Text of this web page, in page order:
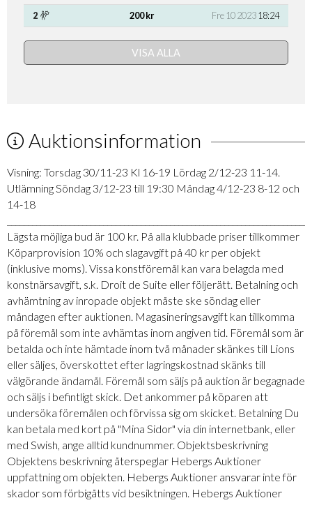
2
200 kr Fre 10 202318:24
VISA ALLA
Auktionsinformation
Visning: Torsdag 30/11-23 Kl 16-19 Lördag 2/12-23 11-14.
Utlämning Söndag 3/12-23 till 19:30 Måndag 4/12-23 8-12 och
14-18
Lägsta möjliga bud är 100 kr. På alla klubbade priser tillkommer
Köparprovision 10% och slagavgift på 40 kr per objekt
(inklusive moms). Vissa konstföremål kan vara belagda med
konstnärsavgift, s.k. Droit de Suite eller följerätt. Betalning och
avhämtning av inropade objekt måste ske söndag eller
måndagen efter auktionen. Magasineringsavgift kan tillkomma
på föremål som inte avhämtas inom angiven tid. Föremål som är
betalda och inte hämtade inom två månader skänkes till Lions
eller säljes, överskottet efter lagringskostnad skänks till
välgörande ändamål. Föremål som säljs på auktion är begagnade
och säljs i befintligt skick. Det ankommer på köparen att
undersöka föremålen och förvissa sig om skicket. Betalning Du
kan betala med kort på "Mina Sidor" via din internetbank, eller
med Swish, ange alltid kundnummer. Objektsbeskrivning
Objektens beskrivning återspeglar Hebergs Auktioner
uppfattning om objekten. Hebergs Auktioner ansvarar inte för
skador som förbigåtts vid besiktningen. Hebergs Auktioner